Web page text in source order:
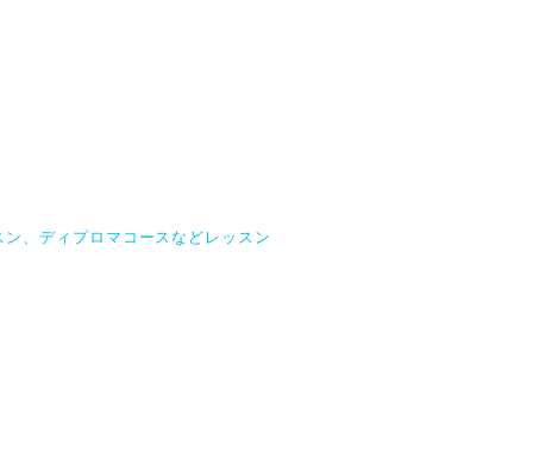
、ディプロマコースなどレッスン